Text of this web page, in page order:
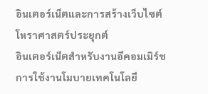
อินเตอร์เน็ตและการสร้างเว็บไซต์
โหราศาสตร์ประยุกต์
อินเตอร์เน็ตสำหรับงานอีคอมเมิร์ช
การใช้งานโมบายเทคโนโลยี